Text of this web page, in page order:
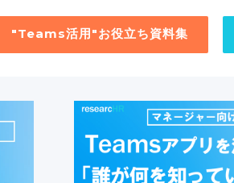
"Teams活用"お役立ち資料集